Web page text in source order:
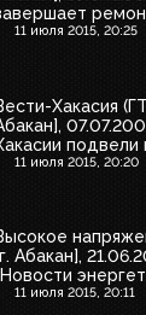
Абакане
11 июля 2015, 20:25
Хакасия
подвели
дипломных
11 июля 2015, 20:20
Абакан],
11 июля 2015, 20:11